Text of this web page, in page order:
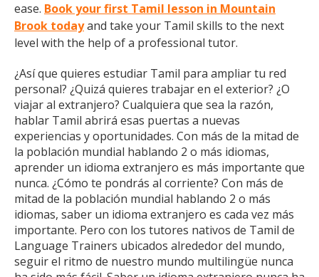
ease. Book your first Tamil lesson in Mountain
Brook todayand take your Tamil skills to the next
level with the help of a professional tutor.
¿Así que quieres estudiar Tamil para ampliar tu red
personal? ¿Quizá quieres trabajar en el exterior? ¿O
viajar al extranjero? Cualquiera que sea la razón,
hablar Tamil abrirá esas puertas a nuevas
experiencias y oportunidades. Con más de la mitad de
la población mundial hablando 2 o más idiomas,
aprender un idioma extranjero es más importante que
nunca. ¿Cómo te pondrás al corriente? Con más de
mitad de la población mundial hablando 2 o más
idiomas, saber un idioma extranjero es cada vez más
importante. Pero con los tutores nativos de Tamil de
Language Trainers ubicados alrededor del mundo,
seguir el ritmo de nuestro mundo multilingüe nunca